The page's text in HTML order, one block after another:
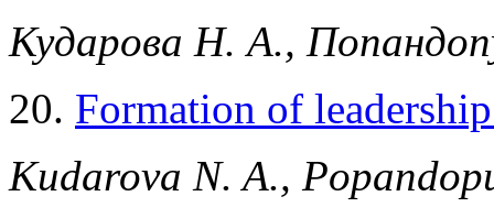
Кударова Н. А.,
20. Formation of
Kudarova N. A.,